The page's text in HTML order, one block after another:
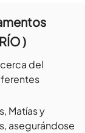
)
del
Matías y
asegurándose